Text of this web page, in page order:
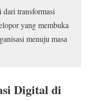
transformasi
yang membuka
menuju masa
Digital di